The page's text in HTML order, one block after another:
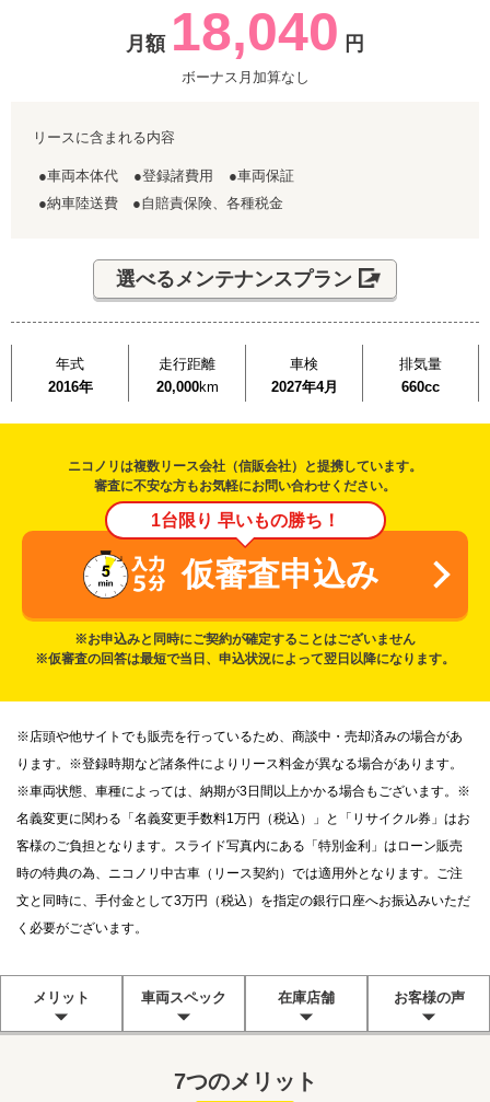
月額 18,040 円
ボーナス月加算なし
リースに含まれる内容
●車両本体代 ●登録諸費用
●車両保証
●納車陸送費 ●自賠責保険、各種税金
選べるメンテナンスプラン
年式
2016年
走行距離
20,000km
車検
2027年4月
排気量
660cc
ニコノリは複数リース会社（信販会社）と提携しています。
審査に不安な方もお気軽にお問い合わせください。
1台限り 早いもの勝ち！
仮審査申込み
※お申込みと同時にご契約が確定することはございません
※仮審査の回答は最短で当日、申込状況によって翌日以降になります。
※店頭や他サイトでも販売を行っているため、商談中・売却済みの場合があ
ります。※登録時期など諸条件によりリース料金が異なる場合があります。
※車両状態、車種によっては、納期が3日間以上かかる場合もございます。※
名義変更に関わる「名義変更手数料1万円（税込）」と「リサイクル券」はお
客様のご負担となります。スライド写真内にある「特別金利」はローン販売
時の特典の為、ニコノリ中古車（リース契約）では適用外となります。ご注
文と同時に、手付金として3万円（税込）を指定の銀行口座へお振込みいただ
く必要がございます。
メリット 車両スペック 在庫店舗 お客様の声
7つのメリット